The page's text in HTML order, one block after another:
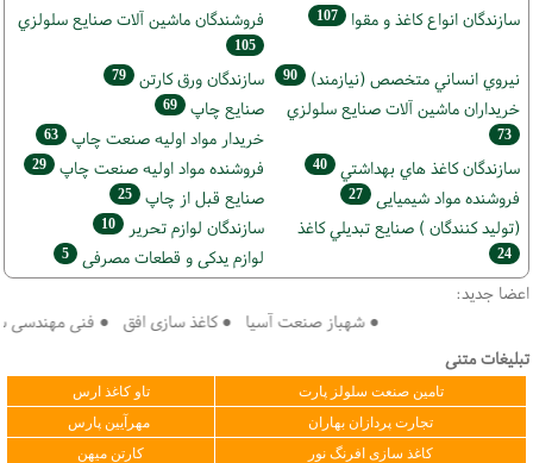
سازندگان انواع کاغذ و مقوا 107 فروشندگان ماشين آلات صنايع سلولزي
105
نيروي انساني متخصص (نیازمند) 90 سازندگان ورق كارتن 79
خریداران ماشين آلات صنايع سلولزي
73
صنايع چاپ 69
خريدار مواد اوليه صنعت چاپ 63
سازندگان كاغذ هاي بهداشتي 40 فروشنده مواد اوليه صنعت چاپ 29
فروشنده مواد شیمیایی 27 صنايع قبل از چاپ 25
(تولید كنندگان ) صنايع تبديلي كاغذ
24
سازندگان لوازم تحریر 10
لوازم یدکی و قطعات مصرفی 5
اعضا جدید:
● شهباز صنعت آسیا ● کاغذ سازی افق ● فنی مهندسی
تبلیغات متنی
تامین صنعت سلولز پارت
تاو کاغذ ارس
تجارت پردازان بهاران
مهرآیین پارس
کاغذ سازی افرنگ نور
کارتن میهن